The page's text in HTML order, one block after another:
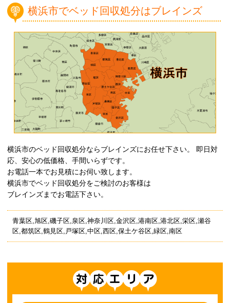
横浜市でベッド回収処分はブレインズ
横浜市のベッド回収処分ならブレインズにお任せ下さい。 即日対
応、安心の低価格、手間いらずです。
お電話一本でお見積にお伺い致します。
横浜市でベッド回収処分をご検討のお客様は
ブレインズまでお電話下さい。
青葉区,旭区,磯子区,泉区,神奈川区,金沢区,港南区,港北区,栄区,瀬谷
区,都筑区,鶴見区,戸塚区,中区,西区,保土ケ谷区,緑区,南区